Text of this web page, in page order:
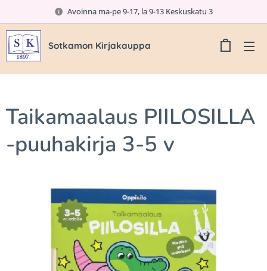
Avoinna ma-pe 9-17, la 9-13 Keskuskatu 3
Sotkamon Kirjakauppa
Taikamaalaus PIILOSILLA
-puuhakirja 3-5 v